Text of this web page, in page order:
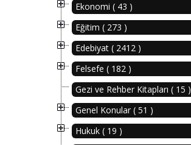
Ekonomi ( 43 )
Eğitim ( 273 )
Edebiyat ( 2412 )
Felsefe ( 182 )
Gezi ve Rehber Kitapları ( 15 )
Genel Konular ( 51 )
Hukuk ( 19 )